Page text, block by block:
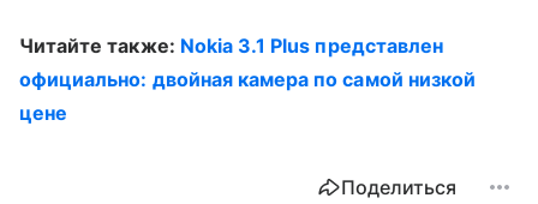
Читайте также: Nokia 3.1 Plus представлен
официально: двойная камера по самой низкой
цене
Поделиться